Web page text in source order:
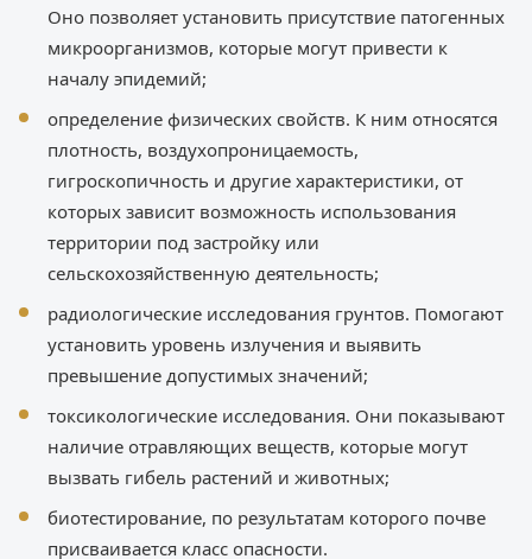
Оно позволяет установить присутствие патогенных
микроорганизмов, которые могут привести к
началу эпидемий;
определение физических свойств. К ним относятся
плотность, воздухопроницаемость,
гигроскопичность и другие характеристики, от
которых зависит возможность использования
территории под застройку или
сельскохозяйственную деятельность;
радиологические исследования грунтов. Помогают
установить уровень излучения и выявить
превышение допустимых значений;
токсикологические исследования. Они показывают
наличие отравляющих веществ, которые могут
вызвать гибель растений и животных;
биотестирование, по результатам которого почве
присваивается класс опасности.